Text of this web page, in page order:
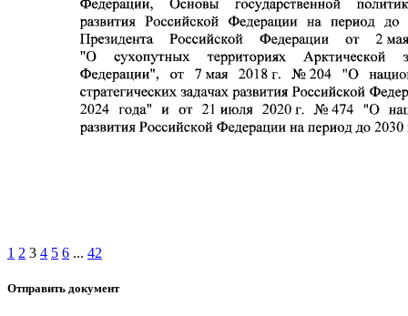
1 2 3 4 5 6 ... 42
Отправить документ